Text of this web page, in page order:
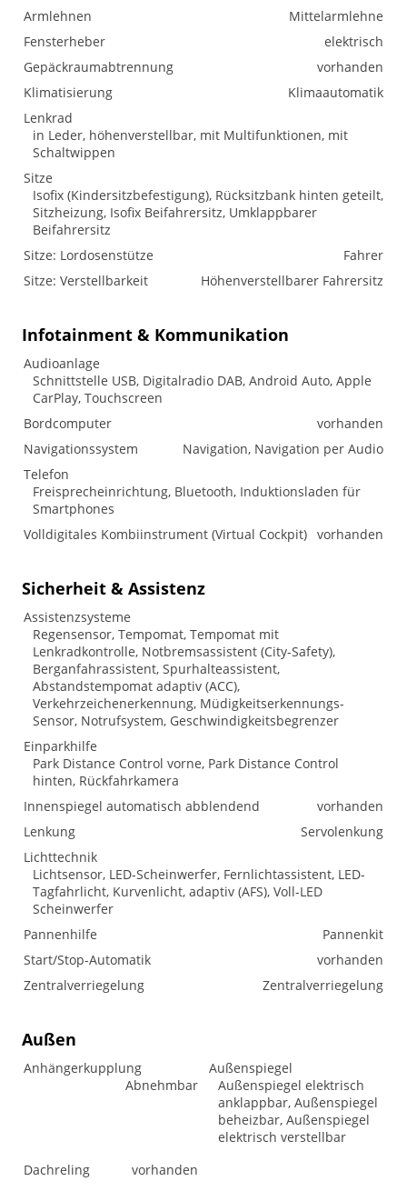
Armlehnen
Mittelarmlehne
Fensterheber
elektrisch
Gepäckraumabtrennung
vorhanden
Klimatisierung
Klimaautomatik
Lenkrad
in Leder, höhenverstellbar, mit Multifunktionen, mit
Schaltwippen
Sitze
Isofix (Kindersitzbefestigung), Rücksitzbank hinten geteilt,
Sitzheizung, Isofix Beifahrersitz, Umklappbarer
Beifahrersitz
Sitze: Lordosenstütze
Fahrer
Sitze: Verstellbarkeit
Höhenverstellbarer Fahrersitz
Infotainment & Kommunikation
Audioanlage
Schnittstelle USB, Digitalradio DAB, Android Auto, Apple
CarPlay, Touchscreen
Bordcomputer
vorhanden
Navigationssystem
Navigation, Navigation per Audio
Telefon
Freisprecheinrichtung, Bluetooth, Induktionsladen für
Smartphones
Volldigitales Kombiinstrument (Virtual Cockpit) vorhanden
Sicherheit & Assistenz
Assistenzsysteme
Regensensor, Tempomat, Tempomat mit
Lenkradkontrolle, Notbremsassistent (City-Safety),
Berganfahrassistent, Spurhalteassistent,
Abstandstempomat adaptiv (ACC),
Verkehrzeichenerkennung, Müdigkeitserkennungs-
Sensor, Notrufsystem, Geschwindigkeitsbegrenzer
Einparkhilfe
Park Distance Control vorne, Park Distance Control
hinten, Rückfahrkamera
Innenspiegel automatisch abblendend
vorhanden
Lenkung
Servolenkung
Lichttechnik
Lichtsensor, LED-Scheinwerfer, Fernlichtassistent, LED-
Tagfahrlicht, Kurvenlicht, adaptiv (AFS), Voll-LED
Scheinwerfer
Pannenhilfe
Pannenkit
Start/Stop-Automatik
vorhanden
Zentralverriegelung
Zentralverriegelung
Außen
Anhängerkupplung
Abnehmbar
Außenspiegel
Außenspiegel elektrisch
anklappbar, Außenspiegel
beheizbar, Außenspiegel
elektrisch verstellbar
Dachreling
vorhanden